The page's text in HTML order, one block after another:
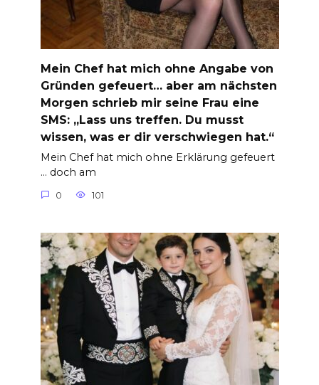
Mein Chef hat mich ohne Angabe von
Gründen gefeuert… aber am nächsten
Morgen schrieb mir seine Frau eine
SMS: „Lass uns treffen. Du musst
wissen, was er dir verschwiegen hat.“
Mein Chef hat mich ohne Erklärung gefeuert
… doch am
0 101